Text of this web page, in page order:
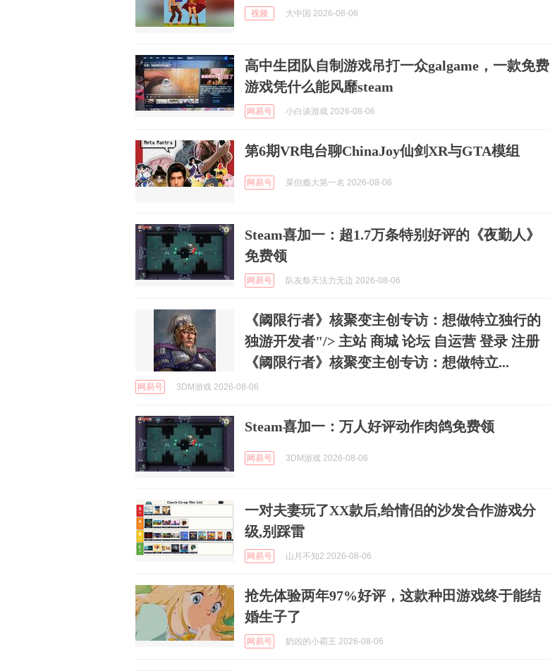
视频 大中国 2026-08-06
高中生团队自制游戏吊打一众galgame，一款免费
游戏凭什么能风靡steam
网易号 小白谈游戏 2026-08-06
第6期VR电台聊ChinaJoy仙剑XR与GTA模组
网易号 菜但瘾大第一名 2026-08-06
Steam喜加一：超1.7万条特别好评的《夜勤人》
免费领
网易号 队友祭天法力无边 2026-08-06
《阈限行者》核聚变主创专访：想做特立独行的
独游开发者"/> 主站 商城 论坛 自运营 登录 注册
《阈限行者》核聚变主创专访：想做特立...
网易号 3DM游戏 2026-08-06
Steam喜加一：万人好评动作肉鸽免费领
网易号 3DM游戏 2026-08-06
一对夫妻玩了XX款后,给情侣的沙发合作游戏分
级,别踩雷
网易号 山月不知2 2026-08-06
抢先体验两年97%好评，这款种田游戏终于能结
婚生子了
网易号 奶凶的小霸王 2026-08-06